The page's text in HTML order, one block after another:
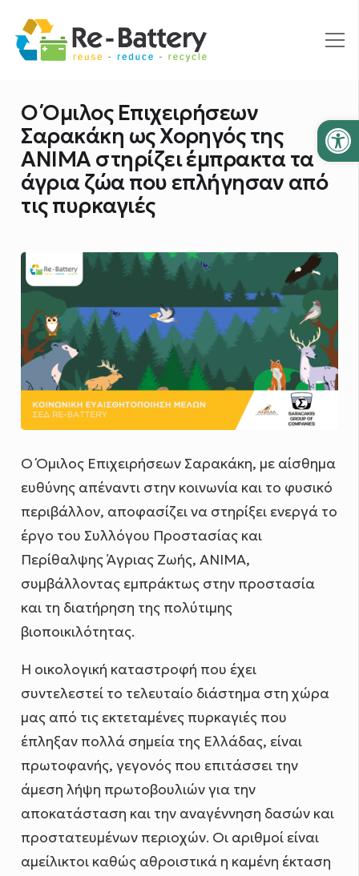
O Όμιλος Επιχειρήσεων
Σαρακάκη ως Χορηγός της
ΑΝΙΜΑ στηρίζει έμπρακτα τα
άγρια ζώα που επλήγησαν από
τις πυρκαγιές
Ο Όμιλος Επιχειρήσεων Σαρακάκη, με αίσθημα
ευθύνης απέναντι στην κοινωνία και το φυσικό
περιβάλλον, αποφασίζει να στηρίξει ενεργά το
έργο του Συλλόγου Προστασίας και
Περίθαλψης Άγριας Ζωής, ΑΝΙΜΑ,
συμβάλλοντας εμπράκτως στην προστασία
και τη διατήρηση της πολύτιμης
βιοποικιλότητας.
Η οικολογική καταστροφή που έχει
συντελεστεί το τελευταίο διάστημα στη χώρα
μας από τις εκτεταμένες πυρκαγιές που
έπληξαν πολλά σημεία της Ελλάδας, είναι
πρωτοφανής, γεγονός που επιτάσσει την
άμεση λήψη πρωτοβουλιών για την
αποκατάσταση και την αναγέννηση δασών και
προστατευμένων περιοχών. Οι αριθμοί είναι
αμείλικτοι καθώς αθροιστικά η καμένη έκταση